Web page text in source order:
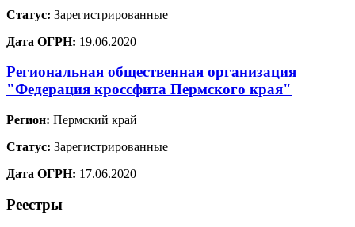
Статус: Зарегистрированные
Дата ОГРН: 19.06.2020
Региональная общественная организация
"Федерация кроссфита Пермского края"
Регион: Пермский край
Статус: Зарегистрированные
Дата ОГРН: 17.06.2020
Реестры